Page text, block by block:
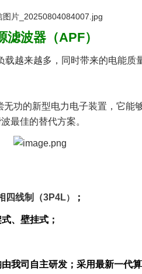
滤波器（APF）
越来越多，同时带来的电能质
影响其它
的新型电力电子装置，它能
波最佳的替代方案。
四线制（3P4L） ；
式、壁挂式；
；
我司自主研发； 采用最新一代算